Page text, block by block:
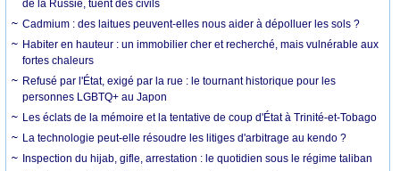
de la Russie, tuent des civils
Cadmium : des laitues peuvent-elles nous aider à dépolluer les sols ?
Habiter en hauteur : un immobilier cher et recherché, mais vulnérable aux
fortes chaleurs
Refusé par l'État, exigé par la rue : le tournant historique pour les
personnes LGBTQ+ au Japon
Les éclats de la mémoire et la tentative de coup d'État à Trinité-et-Tobago
La technologie peut-elle résoudre les litiges d'arbitrage au kendo ?
Inspection du hijab, gifle, arrestation : le quotidien sous le régime taliban